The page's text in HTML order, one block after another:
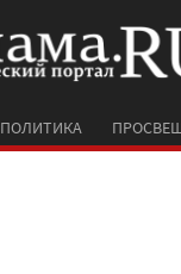
ПОЛИТИКА